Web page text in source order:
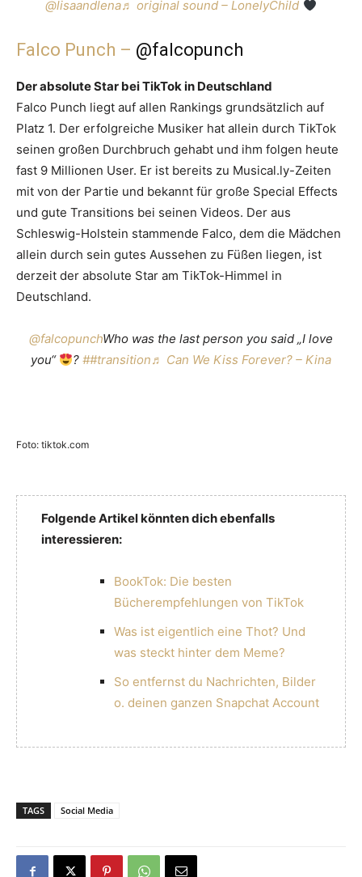
@lisaandlena♬ original sound – LonelyChild
Falco Punch – @falcopunch
Der absolute Star bei TikTok in Deutschland
Falco Punch liegt auf allen Rankings grundsätzlich auf
Platz 1. Der erfolgreiche Musiker hat allein durch TikTok
seinen großen Durchbruch gehabt und ihm folgen heute
fast 9 Millionen User. Er ist bereits zu Musical.ly-Zeiten
mit von der Partie und bekannt für große Special Effects
und gute Transitions bei seinen Videos. Der aus
Schleswig-Holstein stammende Falco, dem die Mädchen
allein durch sein gutes Aussehen zu Füßen liegen, ist
derzeit der absolute Star am TikTok-Himmel in
Deutschland.
@falcopunchWho was the last person you said „I love
you“
?##transition♬ Can We Kiss Forever? – Kina
Foto: tiktok.com
Folgende Artikel könnten dich ebenfalls
interessieren:
BookTok: Die besten
Bücherempfehlungen von TikTok
Was ist eigentlich eine Thot? Und
was steckt hinter dem Meme?
So entfernst du Nachrichten, Bilder
o. deinen ganzen Snapchat Account
TAGS Social Media